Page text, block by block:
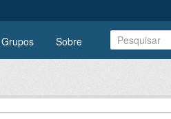
Grupos Sobre